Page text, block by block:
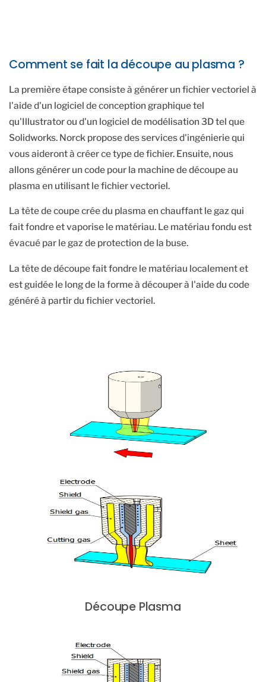
Comment se fait la découpe au plasma ?
La première étape consiste à générer un fichier vectoriel à
l'aide d'un logiciel de conception graphique tel
qu'Illustrator ou d'un logiciel de modélisation 3D tel que
Solidworks. Norck propose des services d'ingénierie qui
vous aideront à créer ce type de fichier. Ensuite, nous
allons générer un code pour la machine de découpe au
plasma en utilisant le fichier vectoriel.
La tête de coupe crée du plasma en chauffant le gaz qui
fait fondre et vaporise le matériau. Le matériau fondu est
évacué par le gaz de protection de la buse.
La tête de découpe fait fondre le matériau localement et
est guidée le long de la forme à découper à l'aide du code
généré à partir du fichier vectoriel.
Découpe Plasma